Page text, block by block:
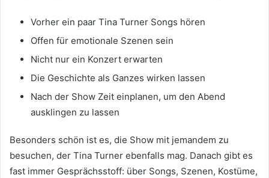
Vorher ein paar Tina Turner Songs hören
Offen für emotionale Szenen sein
Nicht nur ein Konzert erwarten
Die Geschichte als Ganzes wirken lassen
Nach der Show Zeit einplanen, um den Abend
ausklingen zu lassen
Besonders schön ist es, die Show mit jemandem zu
besuchen, der Tina Turner ebenfalls mag. Danach gibt es
fast immer Gesprächsstoff: über Songs, Szenen, Kostüme,